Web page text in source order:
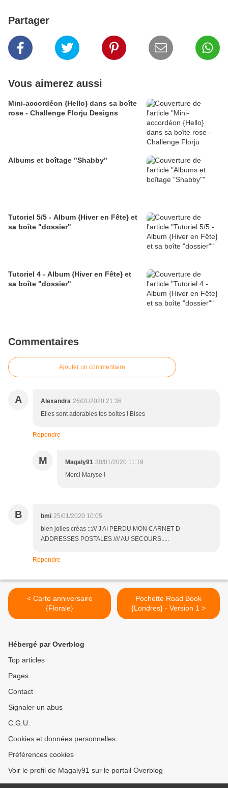
Partager
Vous aimerez aussi
Mini-accordéon {Hello} dans sa boîte
rose - Challenge Florju Designs
Albums et boîtage "Shabby"
Tutoriel 5/5 - Album {Hiver en Fête} et
sa boîte "dossier"
Tutoriel 4 - Album {Hiver en Fête} et
sa boîte "dossier"
Commentaires
Ajouter un commentaire
A Alexandra 26/01/2020 21:36
Elles sont adorables tes boites ! Bises
Répondre
M Magaly91 30/01/2020 11:19
Merci Maryse !
B bmi 25/01/2020 10:05
bien jolies créas :::/// J AI PERDU MON CARNET D
ADDRESSES POSTALES //// AU SECOURS.....
Répondre
< Carte anniversaire
{Florale}
Pochette Road Book
{Londres} - Version 1 >
Hébergé par Overblog
Top articles
Pages
Contact
Signaler un abus
C.G.U.
Cookies et données personnelles
Préférences cookies
Voir le profil de Magaly91 sur le portail Overblog